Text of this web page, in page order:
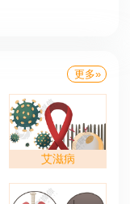
更多»
艾滋病